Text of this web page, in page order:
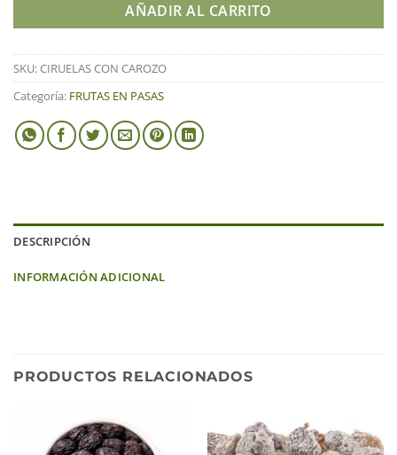
AÑADIR AL CARRITO
SKU:CIRUELAS CON CAROZO
Categoría: FRUTAS EN PASAS
DESCRIPCIÓN
INFORMACIÓN ADICIONAL
PRODUCTOS RELACIONADOS